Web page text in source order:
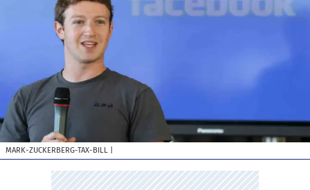
MARK-ZUCKERBERG-TAX-BILL